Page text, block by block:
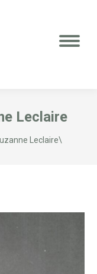
Leclaire
Leclaire\